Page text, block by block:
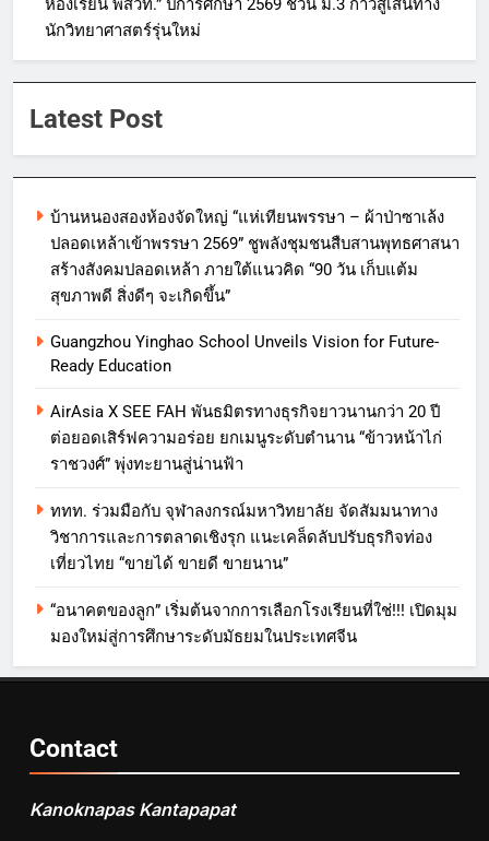
ห้องเรียน พสวท.” ปีการศึกษา 2569 ชวน ม.3 ก้าวสู่เส้นทาง
นักวิทยาศาสตร์รุ่นใหม่
Latest Post
บ้านหนองสองห้องจัดใหญ่ “แห่เทียนพรรษา – ผ้าป่าซาเล้ง
ปลอดเหล้าเข้าพรรษา 2569” ชูพลังชุมชนสืบสานพุทธศาสนา
สร้างสังคมปลอดเหล้า ภายใต้แนวคิด “90 วัน เก็บแต้ม
สุขภาพดี สิ่งดีๆ จะเกิดขึ้น”
Guangzhou Yinghao School Unveils Vision for Future-
Ready Education
AirAsia X SEE FAH พันธมิตรทางธุรกิจยาวนานกว่า 20 ปี
ต่อยอดเสิร์ฟความอร่อย ยกเมนูระดับตำนาน “ข้าวหน้าไก่
ราชวงศ์” พุ่งทะยานสู่น่านฟ้า
ททท. ร่วมมือกับ จุฬาลงกรณ์มหาวิทยาลัย จัดสัมมนาทาง
วิชาการและการตลาดเชิงรุก แนะเคล็ดลับปรับธุรกิจท่อง
เที่ยวไทย “ขายได้ ขายดี ขายนาน”
“อนาคตของลูก” เริ่มต้นจากการเลือกโรงเรียนที่ใช่!!! เปิดมุม
มองใหม่สู่การศึกษาระดับมัธยมในประเทศจีน
Contact
Kanoknapas Kantapapat